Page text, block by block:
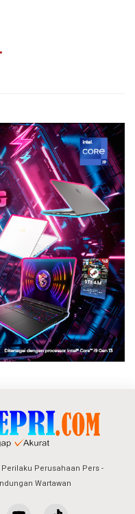
Perilaku Perusahaan Pers
Wartawan